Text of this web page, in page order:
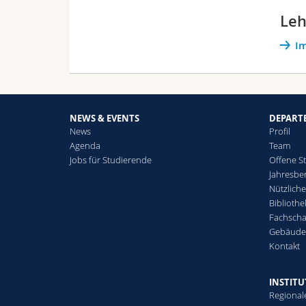
NEWS & EVENTS
News
Agenda
Jobs für Studierende
Profil
Team
Offene
Kontakt